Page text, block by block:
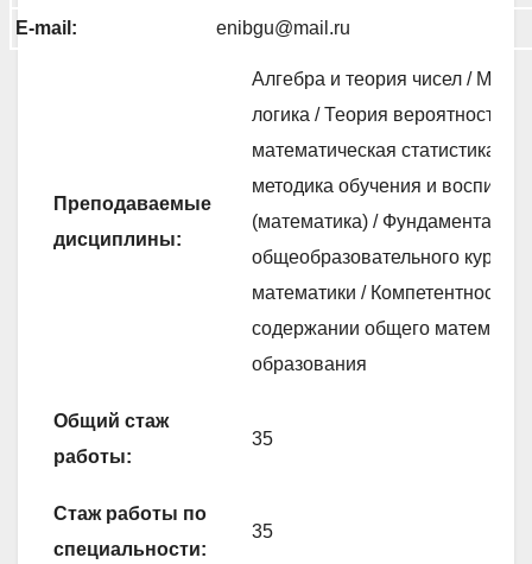
E-mail:
enibgu@mail.ru
Преподаваемые
дисциплины:
Алгебра и теория чисел /
логика / Теория вероятностей и
математическая статистика /
методика обучения и
(математика) /
общеобразовательного курса
математики /
содержании общего
образования
Общий стаж
работы:
35
Стаж работы по
специальности:
35